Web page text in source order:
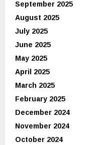
September 2025
August 2025
July 2025
June 2025
May 2025
April 2025
March 2025
February 2025
December 2024
November 2024
October 2024